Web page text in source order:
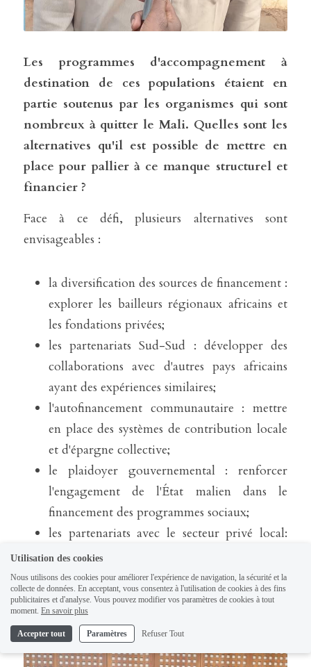
Les programmes d'accompagnement à
destination de ces populations étaient en
partie soutenus par les organismes qui sont
nombreux à quitter le Mali. Quelles sont les
alternatives qu'il est possible de mettre en
place pour pallier à ce manque structurel et
financier ?
Face à ce défi, plusieurs alternatives sont
envisageables :
la diversification des sources de financement :
explorer les bailleurs régionaux africains et
les fondations privées;
les partenariats Sud-Sud : développer des
collaborations avec d'autres pays africains
ayant des expériences similaires;
l'autofinancement communautaire : mettre
en place des systèmes de contribution locale
et d'épargne collective;
le plaidoyer gouvernemental : renforcer
l'engagement de l'État malien dans le
financement des programmes sociaux;
les partenariats avec le secteur privé local:
développer la responsabilité sociétale des
entreprises maliennes.
Utilisation des cookies
Nous utilisons des cookies pour améliorer l'expérience de navigation, la sécurité et la
collecte de données. En acceptant, vous consentez à l'utilisation de cookies à des fins
publicitaires et d'analyse. Vous pouvez modifier vos paramètres de cookies à tout
moment. En savoir plus
Accepter tout Paramètres Refuser Tout